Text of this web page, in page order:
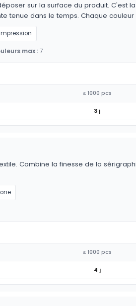
sur la surface du produit. C'est
tenue dans le temps. Chaque
max :7
≤ 1000 pcs
3 j
Combine la finesse de la
≤ 1000 pcs
4 j